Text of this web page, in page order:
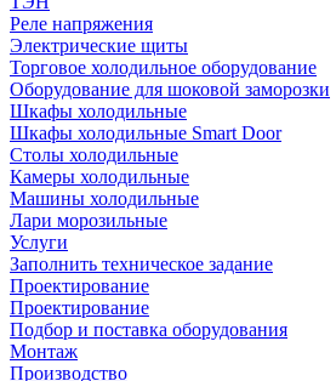
Реле напряжения
Электрические щиты
Торговое холодильное оборудование
Оборудование для шоковой заморозки
Шкафы холодильные
Шкафы холодильные Smart Door
Столы холодильные
Камеры холодильные
Машины холодильные
Лари морозильные
Услуги
Заполнить техническое задание
Проектирование
Проектирование
Подбор и поставка оборудования
Монтаж
Производство